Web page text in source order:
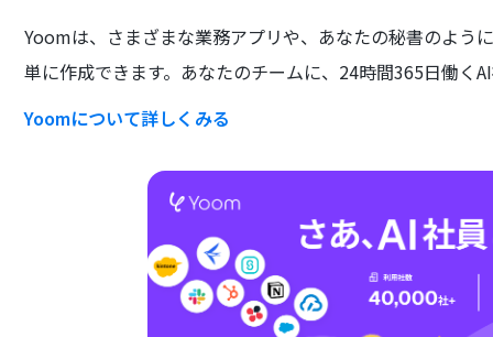
Yoomは、さまざまな業務アプリや、あなたの秘書のよう
単に作成できます。あなたのチームに、24時間365日働く
Yoomについて詳しくみる